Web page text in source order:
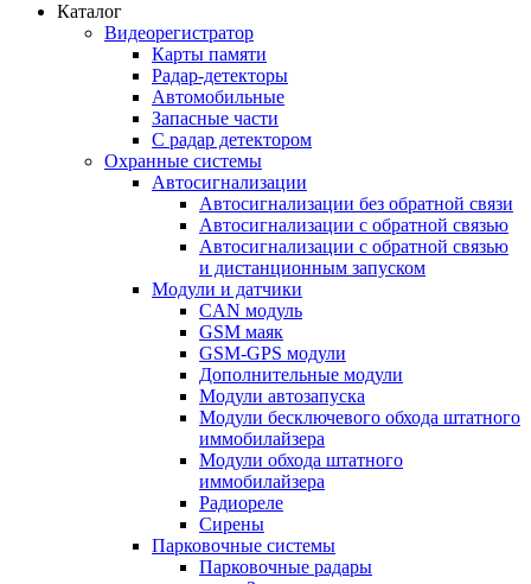
Каталог
Видеорегистратор
Карты памяти
Радар-детекторы
Автомобильные
Запасные части
С радар детектором
Охранные системы
Автосигнализации
Автосигнализации без обратной связи
Автосигнализации с обратной связью
Автосигнализации с обратной связью
и дистанционным запуском
Модули и датчики
CAN модуль
GSM маяк
GSM-GPS модули
Дополнительные модули
Модули автозапуска
Модули бесключевого обхода штатного
иммобилайзера
Модули обхода штатного
иммобилайзера
Радиореле
Сирены
Парковочные системы
Парковочные радары